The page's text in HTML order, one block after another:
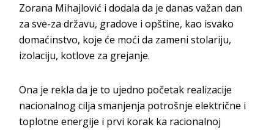
Zorana Mihajlović i dodala da je danas važan dan
za sve-za državu, gradove i opštine, kao isvako
domaćinstvo, koje će moći da zameni stolariju,
izolaciju, kotlove za grejanje.
Ona je rekla da je to ujedno početak realizacije
nacionalnog cilja smanjenja potrošnje električne i
toplotne energije i prvi korak ka racionalnoj